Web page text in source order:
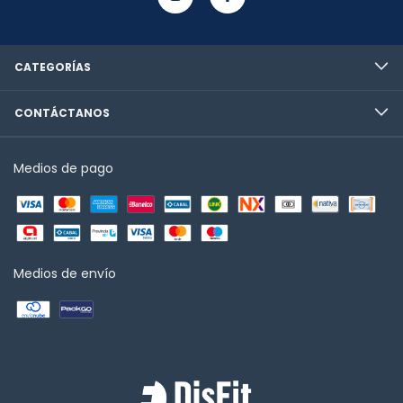
CATEGORÍAS
CONTÁCTANOS
Medios de pago
Medios de envío